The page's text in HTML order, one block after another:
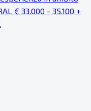
€ 33.000 - 35.100 +